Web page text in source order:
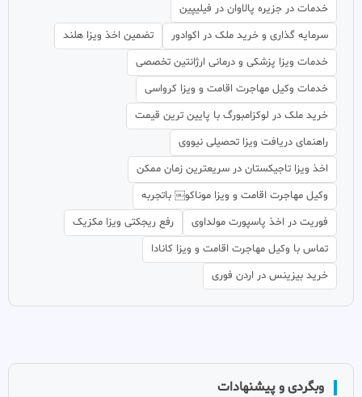
خدمات در جزیره پالاوان در فیلیپین
سرمایه گذاری و خرید ملک در اکوادور
تضمین اخذ ویزا هلند
خدمات ویزا پزشکی و درمانی ارژانتین تخصصی
خدمات وکیل مهاجرت اقامت و ویزا کرواسی
خرید ملک در لوکزامبورگ با پایین ترین قیمت
راهنمای دریافت ویزا تحصیلی نیووی
اخذ ویزا تاجیکستان در سریعترین زمان ممکن
وکیل مهاجرت اقامت و ویزا موناکو￼ باتجربه
فوریت در اخذ پاسپورت مولداوی
رفع ریجکتی ویزا مکزیک
تماس با وکیل مهاجرت اقامت و ویزا کانادا
خرید بیزینس در اردن فوری
وبگردی و پیشنهادات